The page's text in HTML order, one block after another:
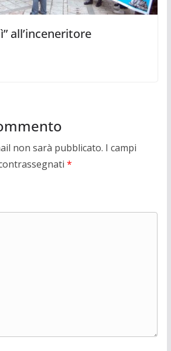
all’inceneritore
non sarà pubblicato. I campi
*